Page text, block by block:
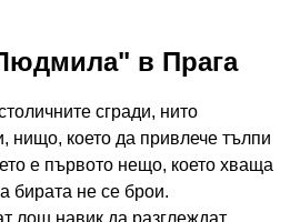
в Прага
сгради, нито
нищо, което да привлече тълпи
е първото нещо, което хваща
бирата не се брои.
лош навик да разглеждат